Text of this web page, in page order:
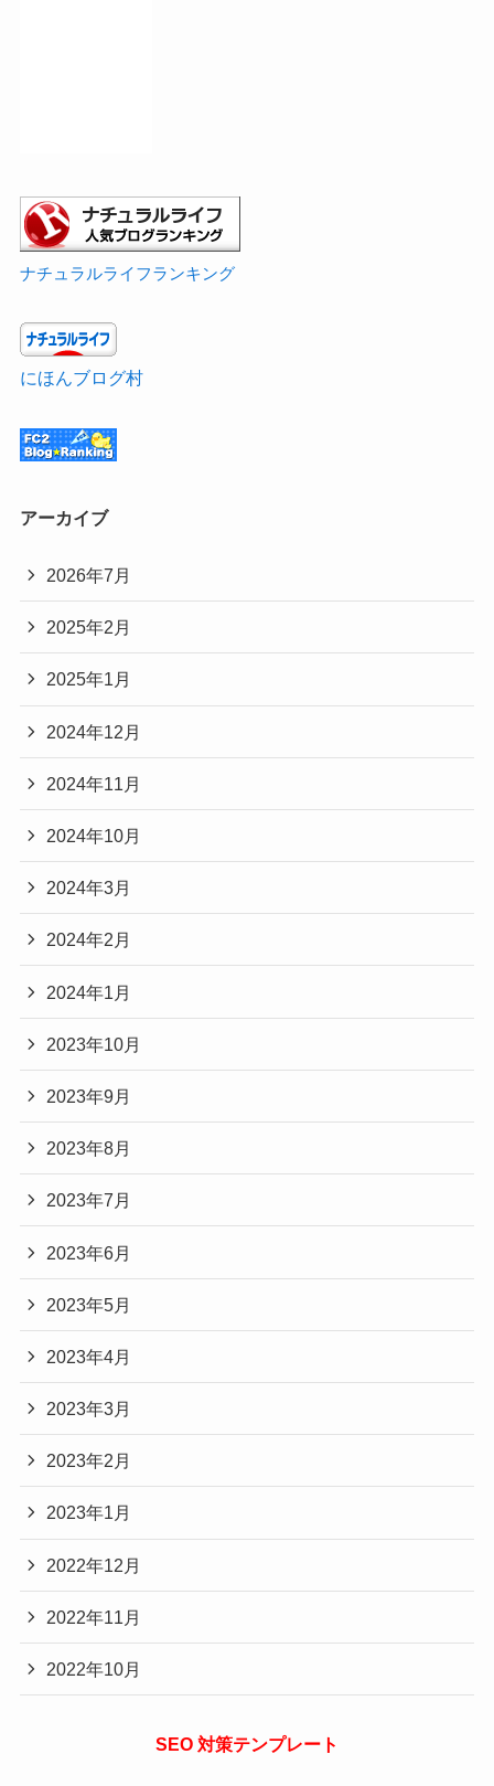
ナチュラルライフランキング
にほんブログ村
アーカイブ
2026年7月
2025年2月
2025年1月
2024年12月
2024年11月
2024年10月
2024年3月
2024年2月
2024年1月
2023年10月
2023年9月
2023年8月
2023年7月
2023年6月
2023年5月
2023年4月
2023年3月
2023年2月
2023年1月
2022年12月
2022年11月
2022年10月
SEO 対策テンプレート